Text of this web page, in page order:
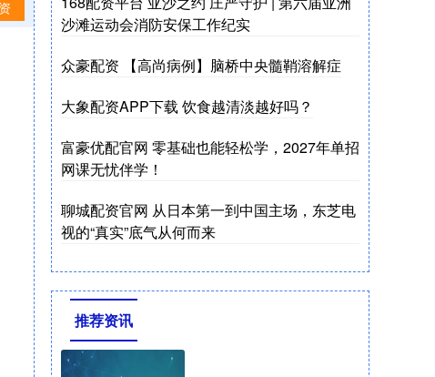
沙滩运动会消防安保工作纪实
众豪配资 【高尚病例】脑桥中央髓鞘溶解症
大象配资APP下载 饮食越清淡越好吗？
富豪优配官网 零基础也能轻松学，2027年单招
网课无忧伴学！
聊城配资官网 从日本第一到中国主场，东芝电
视的“真实”底气从何而来
推荐资讯